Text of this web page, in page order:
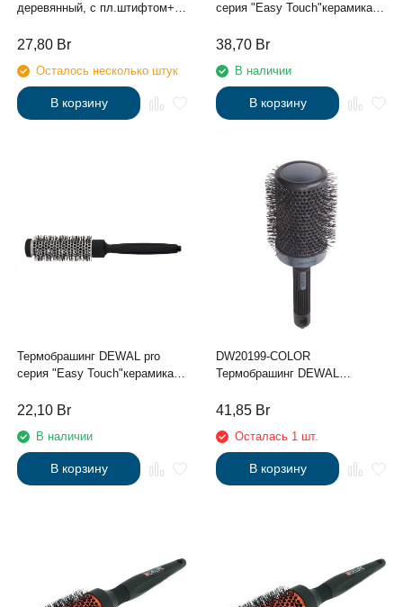
деревянный, с пл.штифтом+
27,80 Br
Осталось несколько штук
В корзину
серия "Easy Touch"керамика,
хвостиком d 42/65 мм
38,70 Br
В наличии
В корзину
Термобрашинг DEWAL pro
серия "Easy Touch"керамика,
хвостиком d 25/38 мм
22,10 Br
В наличии
В корзину
DW20199-COLOR
Термобрашинг DEWAL
покрытие,нейлоновая щетиа,
41,85 Br
Осталась 1 шт.
В корзину